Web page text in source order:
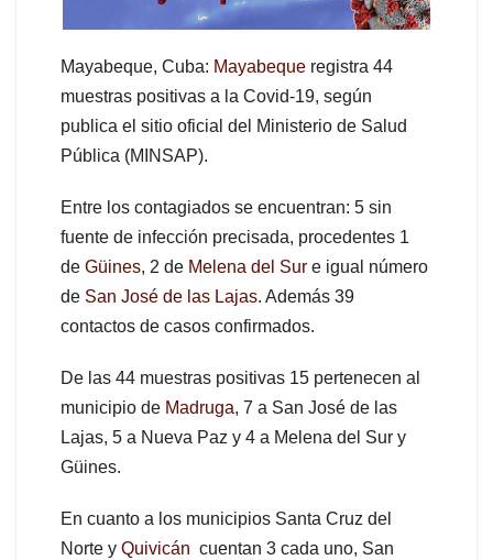
Mayabeque, Cuba: Mayabeque registra 44
muestras positivas a la Covid-19, según
publica el sitio oficial del Ministerio de Salud
Pública (MINSAP).
Entre los contagiados se encuentran: 5 sin
fuente de infección precisada, procedentes 1
de Güines, 2 de Melena del Sur e igual número
de San José de las Lajas. Además 39
contactos de casos confirmados.
De las 44 muestras positivas 15 pertenecen al
municipio de Madruga, 7 a San José de las
Lajas, 5 a Nueva Paz y 4 a Melena del Sur y
Güines.
En cuanto a los municipios Santa Cruz del
Norte y Quivicán cuentan 3 cada uno, San